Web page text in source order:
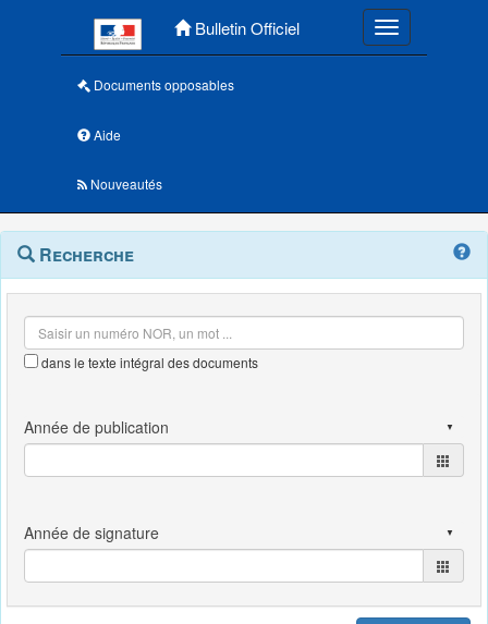
Bulletin Officiel Toggle
Documents opposables
Aide
Nouveautés
Navigation
outils
Menu
contextuel
Recherche
dans le texte intégral des documents